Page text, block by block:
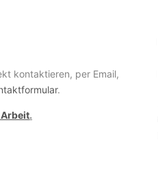
kontaktieren, per Email,
.
.